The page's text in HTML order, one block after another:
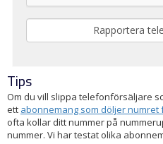
Tips
Om du vill slippa telefonförsäljare
ett abonnemang som döljer
ofta kollar ditt nummer på
nummer. Vi har testat olika